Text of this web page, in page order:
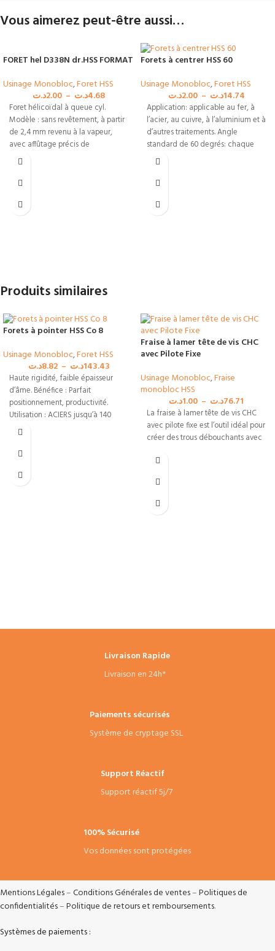
Vous aimerez peut-être aussi…
FORET hel D338N dr.HSS FORMAT
Usinage Monobloc,Foret HSS
2.00د.ت – 4.68د.ت
Foret hélicoïdal à queue cyl.
Modèle : sans revêtement, à partir
de 2,4 mm revenu à la vapeur,
avec affûtage précis de
Forets à centrer HSS 60
Usinage Monobloc,Foret HSS
2.00د.ت – 14.74د.ت
Application: applicable au fer, à
l’acier, au cuivre, à l’aluminium et à
d’autres traitements. Angle
standard de 60 degrés: chaque
Produits similaires
Forets à pointer HSS Co 8
Usinage Monobloc,Foret HSS
8.82د.ت – 143.43د.ت
Haute rigidité, faible épaisseur
d’âme. Bénéfice : Parfait
positionnement, productivité.
Utilisation : ACIERS jusqu’à 140
daN/mm², INOX ALU
Fraise à lamer tête de vis CHC
avec Pilote Fixe
Usinage Monobloc,Fraise
monobloc HSS
1.00د.ت – 76.71د.ت
La fraise à lamer tête de vis CHC
avec pilote fixe est l’outil idéal pour
créer des trous débouchants avec
Livraison Rapide
Livraison en 24h*
Paiements sécurisés
Système de cryptage SSL
Support Réactif
Support réactif 5j/7
100% Sécurisé
Vos données sont protégées
Mentions Légales–Conditions Générales de ventes–Politiques de
confidentialités–Politique de retours et remboursements.
Systèmes de paiements :